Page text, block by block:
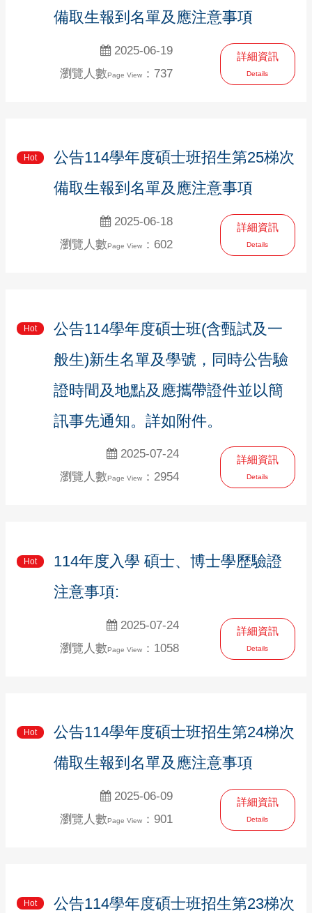
備取生報到名單及應注意事項
2025-06-19
瀏覽人數Page View：737
詳細資訊
Details
Hot
公告114學年度碩士班招生第25梯次
備取生報到名單及應注意事項
2025-06-18
瀏覽人數Page View：602
詳細資訊
Details
Hot
公告114學年度碩士班(含甄試及一
般生)新生名單及學號，同時公告驗
證時間及地點及應攜帶證件並以簡
訊事先通知。詳如附件。
2025-07-24
瀏覽人數Page View：2954
詳細資訊
Details
Hot
114年度入學 碩士、博士學歷驗證
注意事項:
2025-07-24
瀏覽人數Page View：1058
詳細資訊
Details
Hot
公告114學年度碩士班招生第24梯次
備取生報到名單及應注意事項
2025-06-09
瀏覽人數Page View：901
詳細資訊
Details
Hot
公告114學年度碩士班招生第23梯次